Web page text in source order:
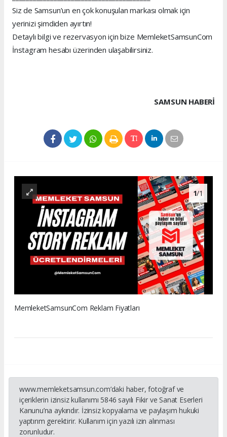
Siz de Samsun’un en çok konuşulan markası olmak için
yerinizi şimdiden ayırtın!
Detaylı bilgi ve rezervasyon için bize MemleketSamsunCom
İnstagram hesabı üzerinden ulaşabilirsiniz.
SAMSUN HABERİ
1/1
MemleketSamsunCom Reklam Fiyatları
www.memleketsamsun.com’daki haber, fotoğraf ve
içeriklerin izinsiz kullanımı 5846 sayılı Fikir ve Sanat Eserleri
Kanunu’na aykırıdır. İzinsiz kopyalama ve paylaşım hukuki
yaptırım gerektirir. Kullanım için yazılı izin alınması
zorunludur.